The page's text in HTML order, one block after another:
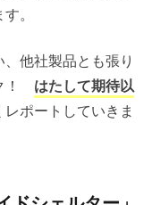
。
他社製品とも張り
！ はたして期待以
ポートしていきま